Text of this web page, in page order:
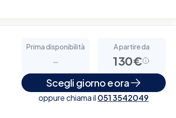
Prima disponibilità
-
A partire da
130€
Scegli giorno e ora
oppure chiama il 051 3542049